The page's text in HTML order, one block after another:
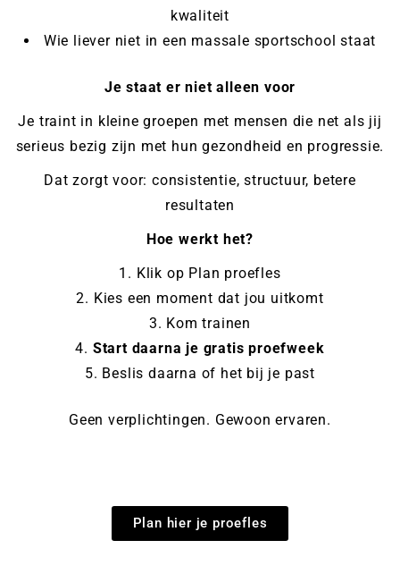
kwaliteit
Wie liever niet in een massale sportschool staat
Je staat er niet alleen voor
Je traint in kleine groepen met mensen die net als jij
serieus bezig zijn met hun gezondheid en progressie.
Dat zorgt voor: consistentie, structuur, betere
resultaten
Hoe werkt het?
Klik op Plan proefles
Kies een moment dat jou uitkomt
Kom trainen
Start daarna je gratis proefweek
Beslis daarna of het bij je past
Geen verplichtingen. Gewoon ervaren.
Plan hier je proefles